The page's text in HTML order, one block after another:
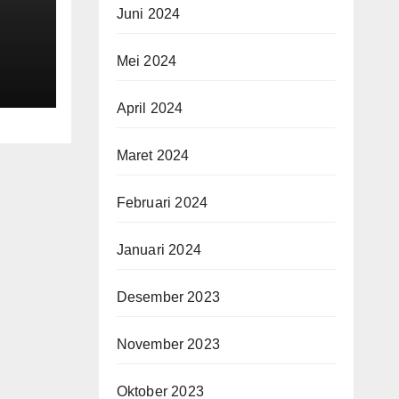
Juni 2024
Mei 2024
April 2024
Maret 2024
Februari 2024
Januari 2024
Desember 2023
November 2023
Oktober 2023